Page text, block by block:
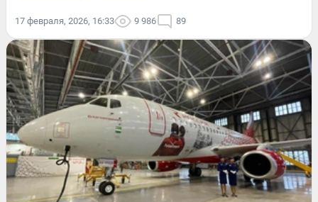
17 февраля, 2026, 16:33 9 986 89